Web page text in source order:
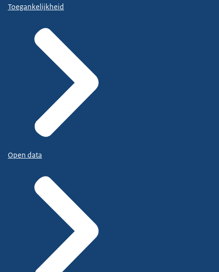
Toegankelijkheid
Open data